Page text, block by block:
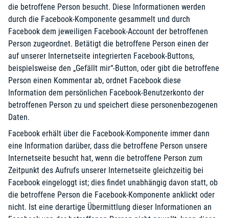
die betroffene Person besucht. Diese Informationen werden
durch die Facebook-Komponente gesammelt und durch
Facebook dem jeweiligen Facebook-Account der betroffenen
Person zugeordnet. Betätigt die betroffene Person einen der
auf unserer Internetseite integrierten Facebook-Buttons,
beispielsweise den „Gefällt mir“-Button, oder gibt die betroffene
Person einen Kommentar ab, ordnet Facebook diese
Information dem persönlichen Facebook-Benutzerkonto der
betroffenen Person zu und speichert diese personenbezogenen
Daten.
Facebook erhält über die Facebook-Komponente immer dann
eine Information darüber, dass die betroffene Person unsere
Internetseite besucht hat, wenn die betroffene Person zum
Zeitpunkt des Aufrufs unserer Internetseite gleichzeitig bei
Facebook eingeloggt ist; dies findet unabhängig davon statt, ob
die betroffene Person die Facebook-Komponente anklickt oder
nicht. Ist eine derartige Übermittlung dieser Informationen an